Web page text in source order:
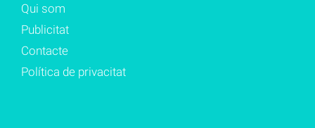
Qui som
Publicitat
Contacte
Política de privacitat